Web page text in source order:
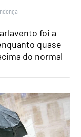
foi a
quase
do normal